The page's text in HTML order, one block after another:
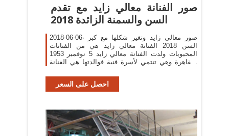
صور الفنانة معالي زايد مع تقدم
السن والسمنة الزائدة 2018
2018-06-06· صور معالى زايد وتغير شكلها مع كبر
السن 2018 الفنانة معالي زايد هي من الفنانات
المحبوبات ولدت الفنانة معالي زايد 5 نوفمبر 1953
بالقاهرة وهي تنتمي لأسرة فنية فوالدتها هي الفنانة
احصل على السعر